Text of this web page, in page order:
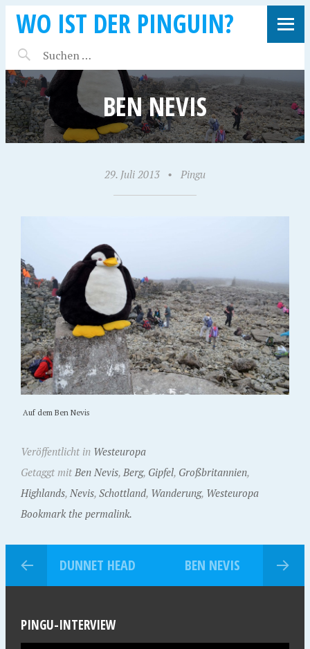
WO IST DER PINGUIN?
BEN NEVIS
29. Juli 2013 • Pingu
Auf dem Ben Nevis
Veröffentlicht in Westeuropa
Getaggt mit Ben Nevis, Berg, Gipfel, Großbritannien,
Highlands, Nevis, Schottland, Wanderung, Westeuropa
Bookmark the permalink.
DUNNET HEAD BEN NEVIS
PINGU-INTERVIEW